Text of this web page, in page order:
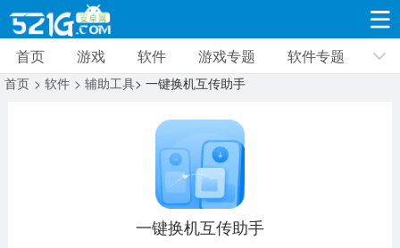
游戏 软件 游戏专题 软件专题 新闻资讯
动作闯关
12966款应用
首页 游戏 软件 游戏专题 软件专题
首页 > 软件 > 辅助工具> 一键换机互传助手
一键换机互传助手